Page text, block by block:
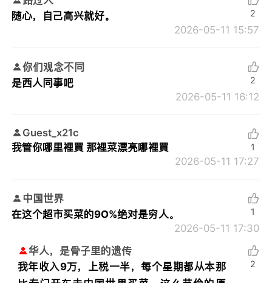
随心，自己高兴就好。
2026-05-11 15:57
2
你们观念不同
是西人同事吧
2026-05-11 16:12
2
Guest_x21c
我管你哪里裡買 那裡菜漂亮哪裡買
2026-05-11 17:27
1
中国世界
在这个超市买菜的9O%绝对是穷人。
2026-05-11 17:30
1
华人，是骨子里的遗传
我年收入9万，上税一半，每个星期都从本那
2